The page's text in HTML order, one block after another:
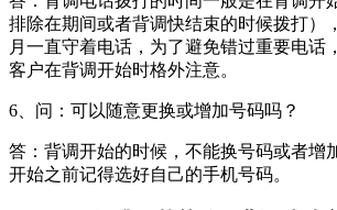
排除在期间或者背调快结束的时候拨打）
月一直守着电话，为了避免错过重要电话
客户在背调开始时格外注意。
6、问：可以随意更换或增加号码吗？
答：背调开始的时候，不能换号码或者增
开始之前记得选好自己的手机号码。